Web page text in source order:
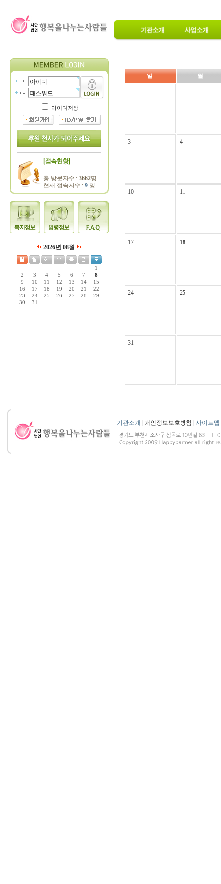
아이디저장
총 방문자수 : 3662명
현재 접속자수 : 9 명
2026년 08월
1
2
3 4 5 6 7
8
9
10 11 12 13 14
15
16
17 18 19 20 21
22
23
24 25 26 27 28
29
30
31
일 월
3 4
10 11
17 18
24 25
31
기관소개 | 개인정보보호방침 | 사이트맵